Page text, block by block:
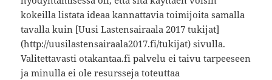
kokeilla listata ideaa kannattavia toimijoita samalla
tavalla kuin [Uusi Lastensairaala 2017 tukijat]
(http://uusilastensairaala2017.fi/tukijat) sivulla.
Valitettavasti otakantaa.fi palvelu ei taivu tarpeeseen
ja minulla ei ole resursseja toteuttaa